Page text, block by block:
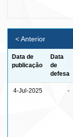
< Anterior
Data de
publicação
Data
de
defesa
4-Jul-2025 -